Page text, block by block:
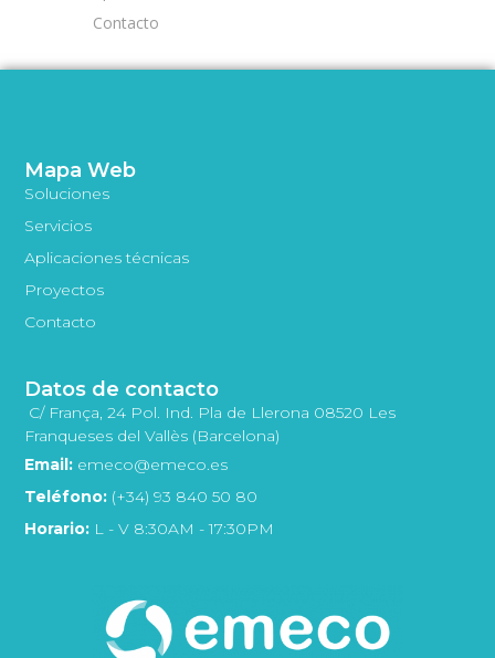
Contacto
Mapa Web
Soluciones
Servicios
Aplicaciones técnicas
Proyectos
Contacto
Datos de contacto
C/ França, 24 Pol. Ind. Pla de Llerona 08520 Les
Franqueses del Vallès (Barcelona)
Email: emeco@emeco.es
Teléfono: (+34) 93 840 50 80
Horario: L - V 8:30AM - 17:30PM